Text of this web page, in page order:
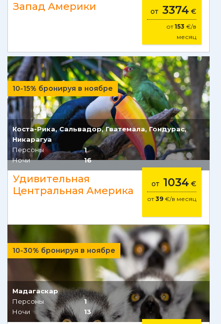
Запад Америки от 3374€
от153 €/в
месяц
10-15% бронируя в ноябре
Коста-Рика, Сальвадор, Гватемала, Гондурас,
Никарагуа
Персоны
1
Ночи
16
Удивительная
Центральная Америка
от 1034€
от39€/в месяц
10-30% бронируя в ноябре
Мадагаскар
Персоны
1
Ночи
13